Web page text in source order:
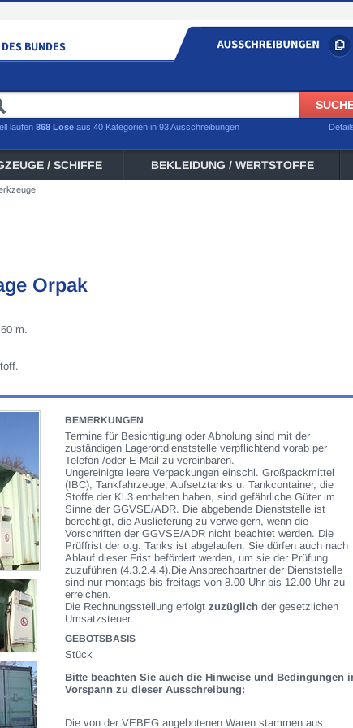
laufen 868 Lose aus 40 Kategorien in 93 Ausschreibungen
/ SCHIFFE BEKLEIDUNG / WERTSTOFFE
Orpak
m.
BEMERKUNGEN
Termine für Besichtigung oder Abholung sind mit der
zuständigen Lagerortdienststelle verpflichtend vorab per
Telefon /oder E-Mail zu vereinbaren.
Ungereinigte leere Verpackungen einschl. Großpackmittel
(IBC), Tankfahrzeuge, Aufsetztanks u. Tankcontainer, die
Stoffe der Kl.3 enthalten haben, sind gefährliche Güter im
Sinne der GGVSE/ADR. Die abgebende Dienststelle ist
berechtigt, die Auslieferung zu verweigern, wenn die
Vorschriften der GGVSE/ADR nicht beachtet werden. Die
Prüffrist der o.g. Tanks ist abgelaufen. Sie dürfen auch nach
Ablauf dieser Frist befördert werden, um sie der Prüfung
zuzuführen (4.3.2.4.4).Die Ansprechpartner der Dienststelle
sind nur montags bis freitags von 8.00 Uhr bis 12.00 Uhr zu
erreichen.
Die Rechnungsstellung erfolgt zuzüglich der gesetzlichen
Umsatzsteuer.
GEBOTSBASIS
Stück
Bitte beachten Sie auch die Hinweise und Bedingungen
Vorspann zu dieser Ausschreibung:
Die von der VEBEG angebotenen Waren stammen aus